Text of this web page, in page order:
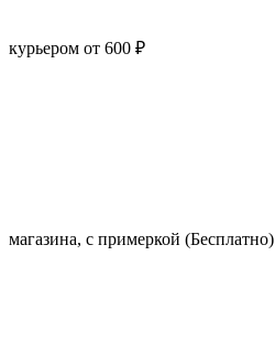
курьером от 600 ₽
магазина, с примеркой (Бесплатно)